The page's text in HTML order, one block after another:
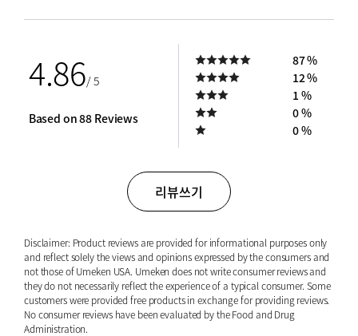
4.86/ 5
Based on 88 Reviews
87 %
12 %
1 %
0 %
0 %
리뷰쓰기
Disclaimer: Product reviews are provided for informational purposes only
and reflect solely the views and opinions expressed by the consumers and
not those of Umeken USA. Umeken does not write consumer reviews and
they do not necessarily reflect the experience of a typical consumer. Some
customers were provided free products in exchange for providing reviews.
No consumer reviews have been evaluated by the Food and Drug
Administration.